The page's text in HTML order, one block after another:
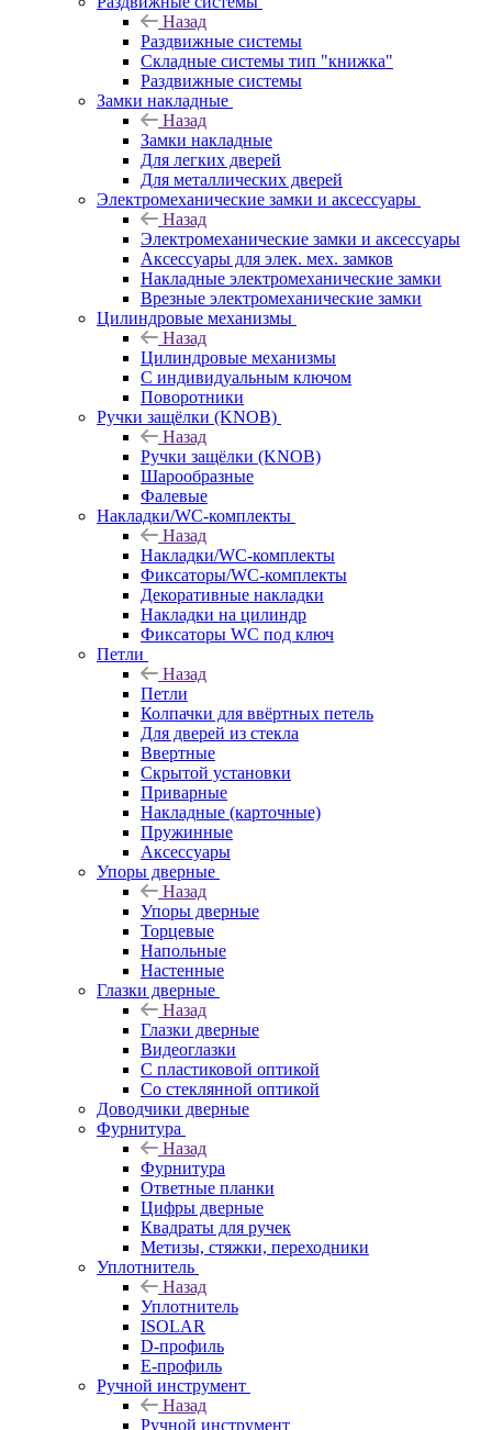
Назад
Раздвижные системы
Складные системы тип "книжка"
Раздвижные системы
Замки накладные
Назад
Замки накладные
Для легких дверей
Для металлических дверей
Электромеханические замки и аксессуары
Назад
Электромеханические замки и аксессуары
Аксессуары для элек. мех. замков
Накладные электромеханические замки
Врезные электромеханические замки
Цилиндровые механизмы
Назад
Цилиндровые механизмы
С индивидуальным ключом
Поворотники
Ручки защёлки (KNOB)
Назад
Ручки защёлки (KNOB)
Шарообразные
Фалевые
Накладки/WC-комплекты
Назад
Накладки/WC-комплекты
Фиксаторы/WC-комплекты
Декоративные накладки
Накладки на цилиндр
Фиксаторы WC под ключ
Петли
Назад
Петли
Колпачки для ввёртных петель
Для дверей из стекла
Ввертные
Скрытой установки
Приварные
Накладные (карточные)
Пружинные
Аксессуары
Упоры дверные
Назад
Упоры дверные
Торцевые
Напольные
Настенные
Глазки дверные
Назад
Глазки дверные
Видеоглазки
С пластиковой оптикой
Со стеклянной оптикой
Доводчики дверные
Фурнитура
Назад
Фурнитура
Ответные планки
Цифры дверные
Квадраты для ручек
Метизы, стяжки, переходники
Уплотнитель
Назад
Уплотнитель
ISOLAR
D-профиль
Е-профиль
Ручной инструмент
Назад
Ручной инструмент